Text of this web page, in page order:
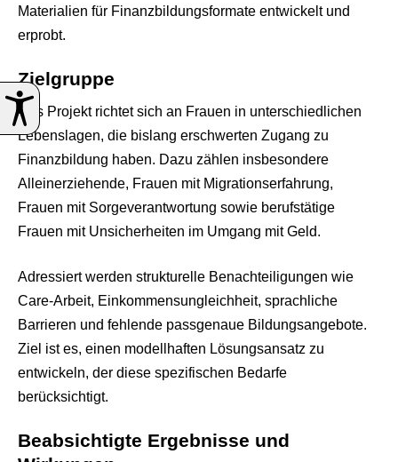
Materialien für Finanzbildungsformate entwickelt und
erprobt.
Zielgruppe
Das Projekt richtet sich an Frauen in unterschiedlichen
Lebenslagen, die bislang erschwerten Zugang zu
Finanzbildung haben. Dazu zählen insbesondere
Alleinerziehende, Frauen mit Migrationserfahrung,
Frauen mit Sorgeverantwortung sowie berufstätige
Frauen mit Unsicherheiten im Umgang mit Geld.
Adressiert werden strukturelle Benachteiligungen wie
Care-Arbeit, Einkommensungleichheit, sprachliche
Barrieren und fehlende passgenaue Bildungsangebote.
Ziel ist es, einen modellhaften Lösungsansatz zu
entwickeln, der diese spezifischen Bedarfe
berücksichtigt.
Beabsichtigte Ergebnisse und